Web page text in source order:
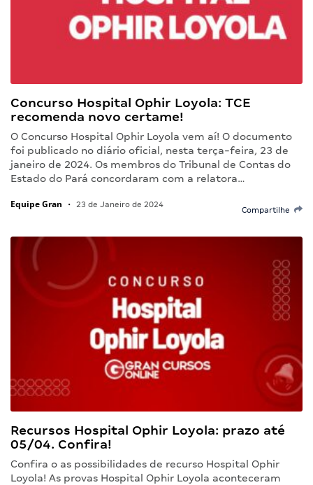
Concurso Hospital Ophir Loyola: TCE
recomenda novo certame!
O Concurso Hospital Ophir Loyola vem aí! O documento
foi publicado no diário oficial, nesta terça-feira, 23 de
janeiro de 2024. Os membros do Tribunal de Contas do
Estado do Pará concordaram com a relatora…
Equipe Gran • 23 de Janeiro de 2024
Compartilhe
Recursos Hospital Ophir Loyola: prazo até
05/04. Confira!
Confira o as possibilidades de recurso Hospital Ophir
Loyola! As provas Hospital Ophir Loyola aconteceram